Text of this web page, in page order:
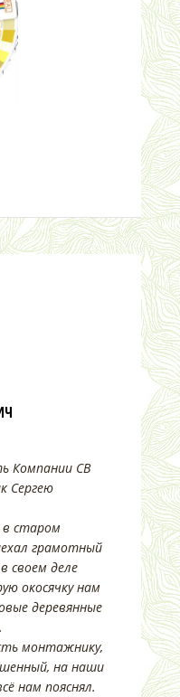
Компании СВ
Сергею
в старом
грамотный
своем деле
окосячку нам
деревянные
монтажнику,
на наши
нам пояснял.